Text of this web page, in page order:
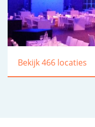
Bekijk 466 locaties